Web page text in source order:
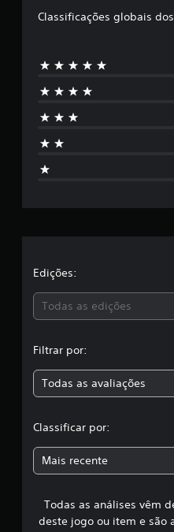
Classificações globais
Edições:
Todas as edições
Filtrar por:
Todas as avaliações
Classificar por:
Mais recente
Todas as análises vêm
deste jogo ou item e são